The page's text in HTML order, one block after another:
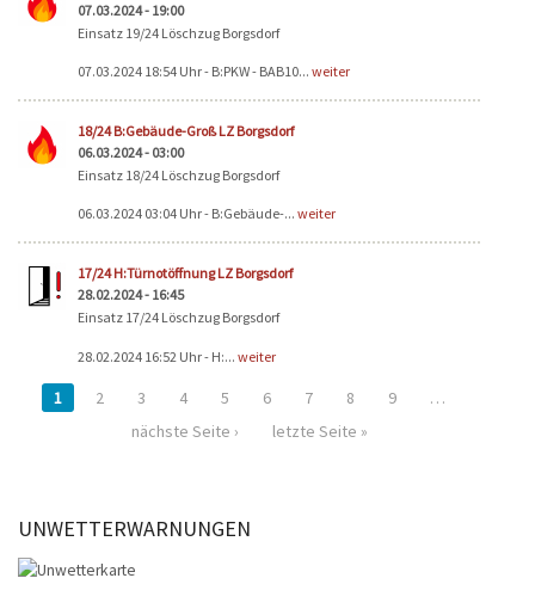
07.03.2024 - 19:00
Einsatz 19/24 Löschzug Borgsdorf
07.03.2024 18:54 Uhr - B:PKW - BAB10... weiter
18/24 B:Gebäude-Groß LZ Borgsdorf
06.03.2024 - 03:00
Einsatz 18/24 Löschzug Borgsdorf
06.03.2024 03:04 Uhr - B:Gebäude-... weiter
17/24 H:Türnotöffnung LZ Borgsdorf
28.02.2024 - 16:45
Einsatz 17/24 Löschzug Borgsdorf
28.02.2024 16:52 Uhr - H:... weiter
1 2 3 4 5 6 7 8 9
…
nächste Seite ›
letzte Seite »
UNWETTERWARNUNGEN